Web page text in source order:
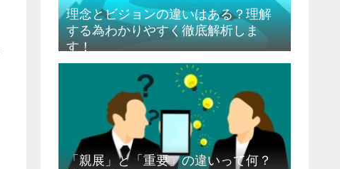
理念とビジョンの違いはある？理解
する為わかりやすく徹底解析しま
す！
「親展」と「重要」の違いって何？